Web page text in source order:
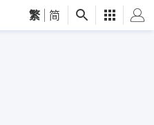
繁 简